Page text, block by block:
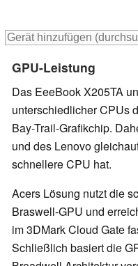
GPU-Leistung
Das EeeBook X205TA
unterschiedlicher CPUs
Bay-Trail-Grafikchip.
und des Lenovo
schnellere CPU hat.
Acers Lösung nutzt die
Braswell-GPU und
im 3DMark Cloud Gate
Schließlich basiert die